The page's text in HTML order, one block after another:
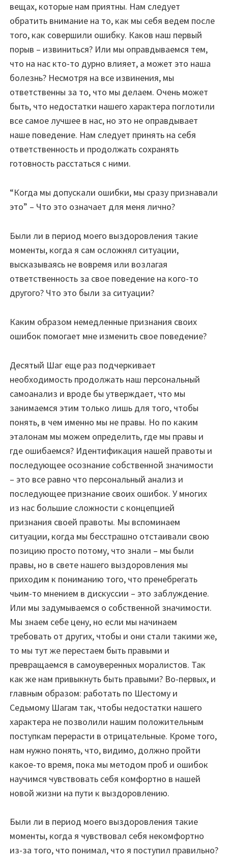
вещах, которые нам приятны. Нам следует
обратить внимание на то, как мы себя ведем после
того, как совершили ошибку. Каков наш первый
порыв – извиниться? Или мы оправдываемся тем,
что на нас кто-то дурно влияет, а может это наша
болезнь? Несмотря на все извинения, мы
ответственны за то, что мы делаем. Очень может
быть, что недостатки нашего характера поглотили
все самое лучшее в нас, но это не оправдывает
наше поведение. Нам следует принять на себя
ответственность и продолжать сохранять
готовность расстаться с ними.
“Когда мы допускали ошибки, мы сразу признавали
это” – Что это означает для меня лично?
Были ли в период моего выздоровления такие
моменты, когда я сам осложнял ситуации,
высказываясь не вовремя или возлагая
ответственность за свое поведение на кого-то
другого? Что это были за ситуации?
Каким образом немедленные признания своих
ошибок помогает мне изменить свое поведение?
Десятый Шаг еще раз подчеркивает
необходимость продолжать наш персональный
самоанализ и вроде бы утверждает, что мы
занимаемся этим только лишь для того, чтобы
понять, в чем именно мы не правы. Но по каким
эталонам мы можем определить, где мы правы и
где ошибаемся? Идентификация нашей правоты и
последующее осознание собственной значимости
– это все равно что персональный анализ и
последующее признание своих ошибок. У многих
из нас большие сложности с концепцией
признания своей правоты. Мы вспоминаем
ситуации, когда мы бесстрашно отстаивали свою
позицию просто потому, что знали – мы были
правы, но в свете нашего выздоровления мы
приходим к пониманию того, что пренебрегать
чьим-то мнением в дискуссии – это заблуждение.
Или мы задумываемся о собственной значимости.
Мы знаем себе цену, но если мы начинаем
требовать от других, чтобы и они стали такими же,
то мы тут же перестаем быть правыми и
превращаемся в самоуверенных моралистов. Так
как же нам привыкнуть быть правыми? Во-первых, и
главным образом: работать по Шестому и
Седьмому Шагам так, чтобы недостатки нашего
характера не позволили нашим положительным
поступкам перерасти в отрицательные. Кроме того,
нам нужно понять, что, видимо, должно пройти
какое-то время, пока мы методом проб и ошибок
научимся чувствовать себя комфортно в нашей
новой жизни на пути к выздоровлению.
Были ли в период моего выздоровления такие
моменты, когда я чувствовал себя некомфортно
из-за того, что понимал, что я поступил правильно?